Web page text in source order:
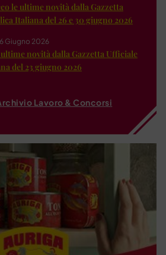
le ultime novità dalla Gazzetta
Italiana del 26 e 30 giugno 2026
Giugno 2026
novità dalla Gazzetta Ufficiale
del 23 giugno 2026
Lavoro & Concorsi